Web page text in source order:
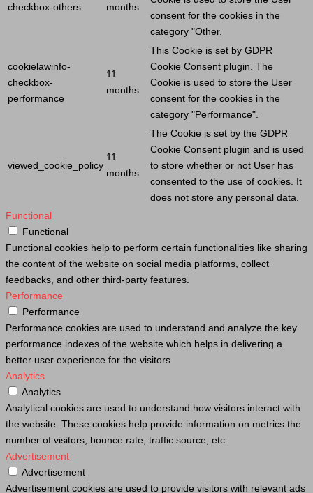
checkbox-others
months
consent for the cookies in the
category "Other.
cookielawinfo-
checkbox-
performance
11
months
This Cookie is set by GDPR
Cookie Consent plugin. The
Cookie is used to store the User
consent for the cookies in the
category "Performance".
viewed_cookie_policy
11
months
The Cookie is set by the GDPR
Cookie Consent plugin and is used
to store whether or not User has
consented to the use of cookies. It
does not store any personal data.
Functional
Functional
Functional cookies help to perform certain functionalities like sharing
the content of the website on social media platforms, collect
feedbacks, and other third-party features.
Performance
Performance
Performance cookies are used to understand and analyze the key
performance indexes of the website which helps in delivering a
better user experience for the visitors.
Analytics
Analytics
Analytical cookies are used to understand how visitors interact with
the website. These cookies help provide information on metrics the
number of visitors, bounce rate, traffic source, etc.
Advertisement
Advertisement
Advertisement cookies are used to provide visitors with relevant ads